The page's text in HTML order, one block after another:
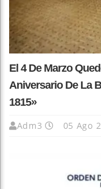
El 4 De Marzo
Aniversario De La
1815»
Adm3 05 Ago